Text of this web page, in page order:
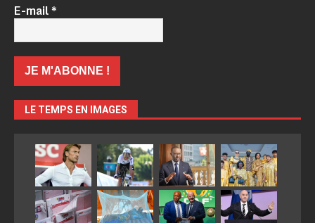
E-mail*
LE TEMPS EN IMAGES